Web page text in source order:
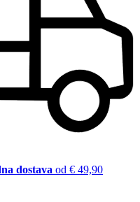
dostava od € 49,90